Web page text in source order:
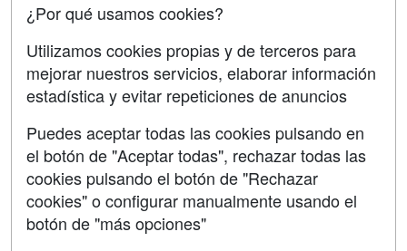
Contactar
Confidencialidad
Aviso legal
Copyleft
¿Por qué usamos cookies?
Utilizamos cookies propias y de terceros para
mejorar nuestros servicios, elaborar información
estadística y evitar repeticiones de anuncios
Puedes aceptar todas las cookies pulsando en
el botón de "Aceptar todas", rechazar todas las
cookies pulsando el botón de "Rechazar
cookies" o configurar manualmente usando el
botón de "más opciones"